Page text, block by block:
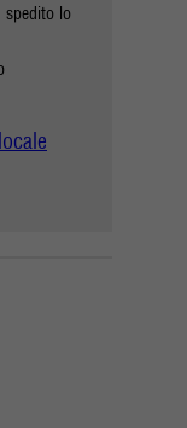
spedito lo